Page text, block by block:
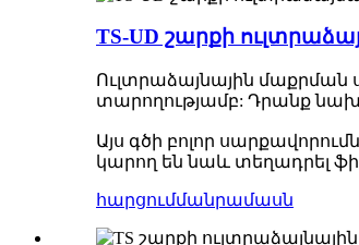
TS-UD շարքի
Ուլտրաձայնային մաքրման
տարողությամբ: Դրանք
Այս գծի բոլոր
կարող են նաև տեղադրել
հարցումմանրամասն